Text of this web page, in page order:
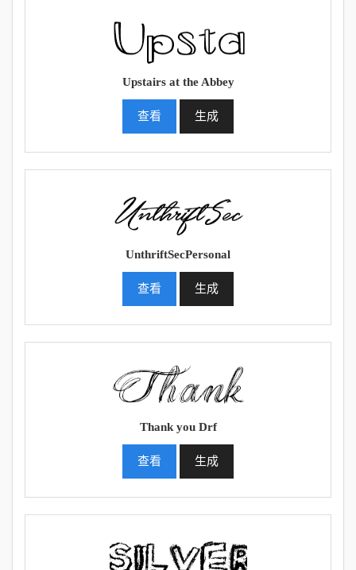
Upstairs at the Abbey
查看 生成
UnthriftSecPersonal
查看 生成
Thank you Drf
查看 生成